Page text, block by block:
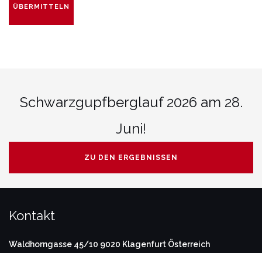
Schwarzgupfberglauf 2026 am 28.
Juni!
ZU DEN ERGEBNISSEN
Kontakt
Waldhorngasse 45/10 9020 Klagenfurt Österreich